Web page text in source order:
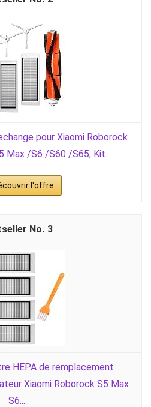
pour Xiaomi Roborock
Max /S6 /S60 /S65, Kit...
l'offre
3
HEPA de remplacement
Xiaomi Roborock S5 Max
S6...